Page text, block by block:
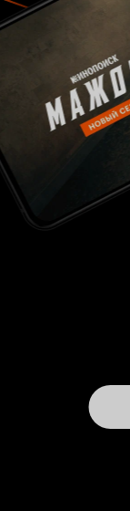
печальными глазами. Сценарий,
по мотивам
«Заложник»,
Крапчека, за
огромное
доверие
Карпчека, чем
они на роль
Марса и нас
зрелище (хотя
крайне
книжный Марс
в котором снят
Уиллис не
который раз он